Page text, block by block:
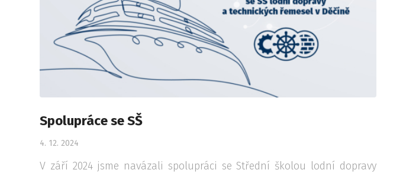
Spolupráce se SŠ
4. 12. 2024
V září 2024 jsme navázali spolupráci se Střední školou lodní dopravy